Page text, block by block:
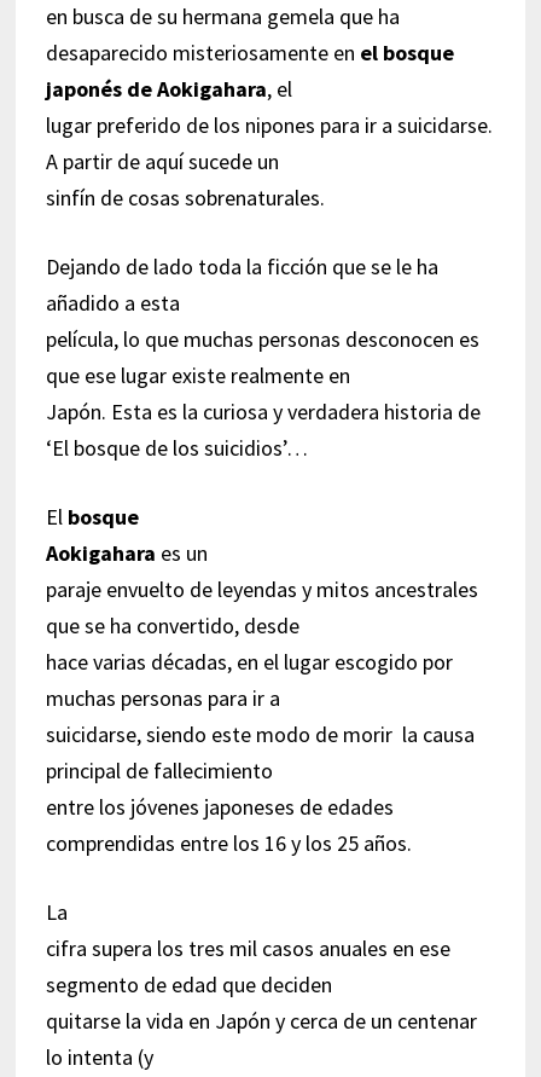
en busca de su hermana gemela que ha
desaparecido misteriosamente en el bosque
japonés de Aokigahara, el
lugar preferido de los nipones para ir a suicidarse.
A partir de aquí sucede un
sinfín de cosas sobrenaturales.
Dejando de lado toda la ficción que se le ha
añadido a esta
película, lo que muchas personas desconocen es
que ese lugar existe realmente en
Japón. Esta es la curiosa y verdadera historia de
‘El bosque de los suicidios’…
El bosque
Aokigahara es un
paraje envuelto de leyendas y mitos ancestrales
que se ha convertido, desde
hace varias décadas, en el lugar escogido por
muchas personas para ir a
suicidarse, siendo este modo de morir la causa
principal de fallecimiento
entre los jóvenes japoneses de edades
comprendidas entre los 16 y los 25 años.
La
cifra supera los tres mil casos anuales en ese
segmento de edad que deciden
quitarse la vida en Japón y cerca de un centenar
lo intenta (y